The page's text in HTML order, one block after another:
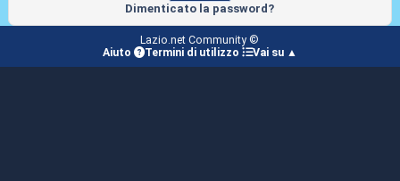
Dimenticato la password?
Lazio.net Community ©
Aiuto
Termini di utilizzo Vai su ▲